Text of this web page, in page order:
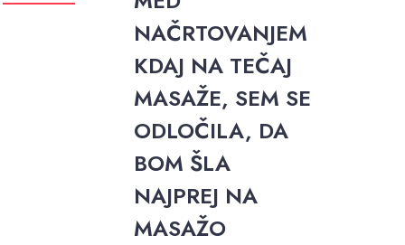
NAČRTOVANJEM
KDAJ NA TEČAJ
MASAŽE, SEM SE
ODLOČILA, DA
BOM ŠLA
NAJPREJ NA
MASAŽO